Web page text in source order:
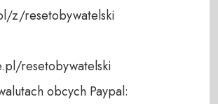
z/resetobywatelski
resetobywatelski
obcych Paypal: